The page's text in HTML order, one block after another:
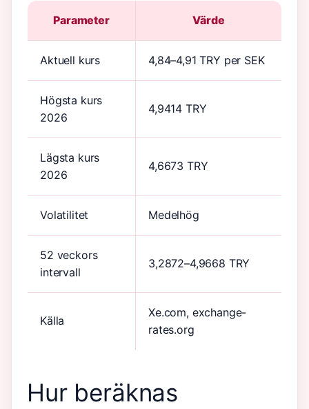
Parameter Värde
Aktuell kurs 4,84–4,91 TRY per SEK
Högsta kurs
2026
4,9414 TRY
Lägsta kurs
2026
4,6673 TRY
Volatilitet Medelhög
52 veckors
intervall
3,2872–4,9668 TRY
Källa
Xe.com, exchange-
rates.org
Hur beräknas